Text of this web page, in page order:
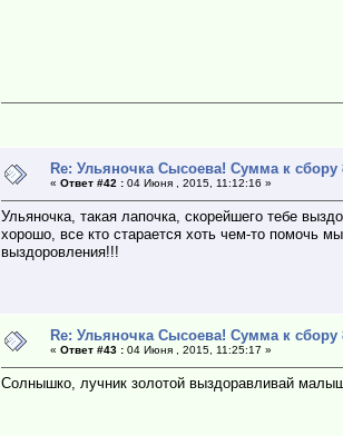
Re: Ульяночка Сысоева! Сумма к сбору
« Ответ #42 :04 Июня , 2015, 11:12:16 »
Ульяночка, такая лапочка, скорейшего тебе
хорошо, все кто старается хоть чем-то помочь
выздоровления!!!
Re: Ульяночка Сысоева! Сумма к сбору
« Ответ #43 :04 Июня , 2015, 11:25:17 »
Солнышко, лучник золотой выздоравливай